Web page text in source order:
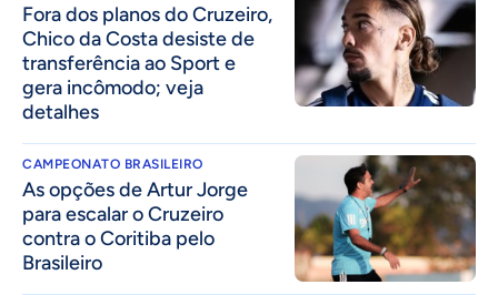
Fora dos planos do Cruzeiro,
Chico da Costa desiste de
transferência ao Sport e
gera incômodo; veja
detalhes
CAMPEONATO BRASILEIRO
As opções de Artur Jorge
para escalar o Cruzeiro
contra o Coritiba pelo
Brasileiro